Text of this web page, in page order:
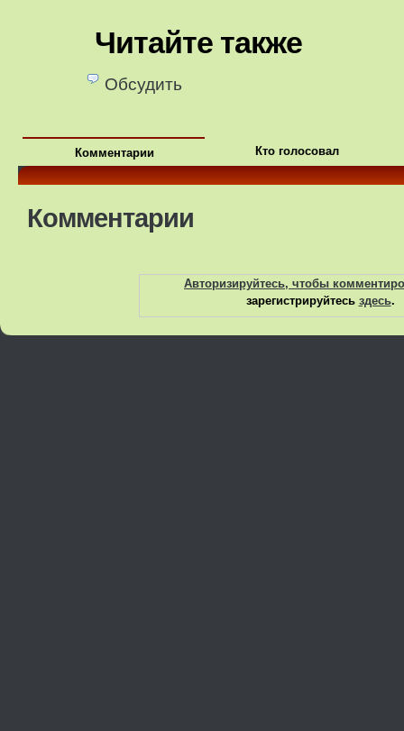
Читайте также
Обсудить
Комментарии Кто голосовал
Комментарии
Авторизируйтесь, чтобы
зарегистрируйтесь здесь.